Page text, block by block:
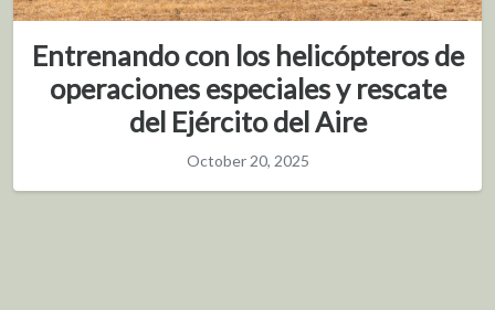
Entrenando con los helicópteros de
operaciones especiales y rescate
del Ejército del Aire
October 20, 2025